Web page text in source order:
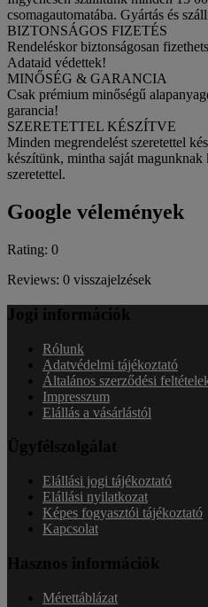
csomagautomatába. Gyártás és
BIZTONSÁGOS FIZETÉS
Rendeléskor biztonságosan
Adataid védettek!
MINŐSÉG & GARANCIA
Csak prémium minőségű
garancia!
SZERETETTEL KÉSZÍTVE
Minden megrendelést szeretettel
készítünk, mintha saját magunknak
szeretettel.
Google vélemények
Rating: 0
Reviews: 0 visszajelzések
Jogi információk
Rólunk
Adatvédelmi tájékoztató
Általános szerződési
Impresszum
Elállás a vásárlástól
Ügyfélszolgálat
Elállási jogi tájékoztató
Elállási nyilatkozat
Képes fogyasztói tájékoztató
Kapcsolat
Hasznos információk
Mérettáblázat